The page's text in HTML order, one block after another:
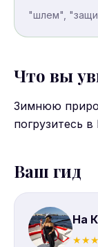
"шлем",
Что вы
Зимнюю
погрузитесь
Ваш гид
На
★★★